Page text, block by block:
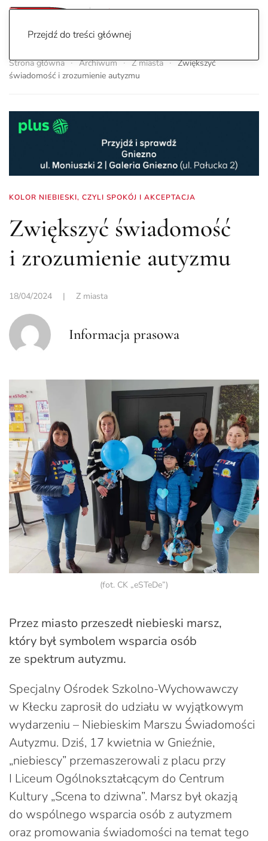
Przejdź do treści głównej
Strona główna Archiwum Z miasta
Zwiększyć
świadomość i zrozumienie autyzmu
KOLOR NIEBIESKI, CZYLI SPOKÓJ I AKCEPTACJA
Zwiększyć świadomość
i zrozumienie autyzmu
18/04/2024 | Z miasta
Informacja prasowa
(fot. CK „eSTeDe”)
Przez miasto przeszedł niebieski marsz,
który był symbolem wsparcia osób
ze spektrum autyzmu.
Specjalny Ośrodek Szkolno-Wychowawczy
w Kłecku zaprosił do udziału w wyjątkowym
wydarzeniu – Niebieskim Marszu Świadomości
Autyzmu. Dziś, 17 kwietnia w Gnieźnie,
„niebiescy” przemaszerowali z placu przy
I Liceum Ogólnokształcącym do Centrum
Kultury „Scena to dziwna”. Marsz był okazją
do wspólnego wsparcia osób z autyzmem
oraz promowania świadomości na temat tego